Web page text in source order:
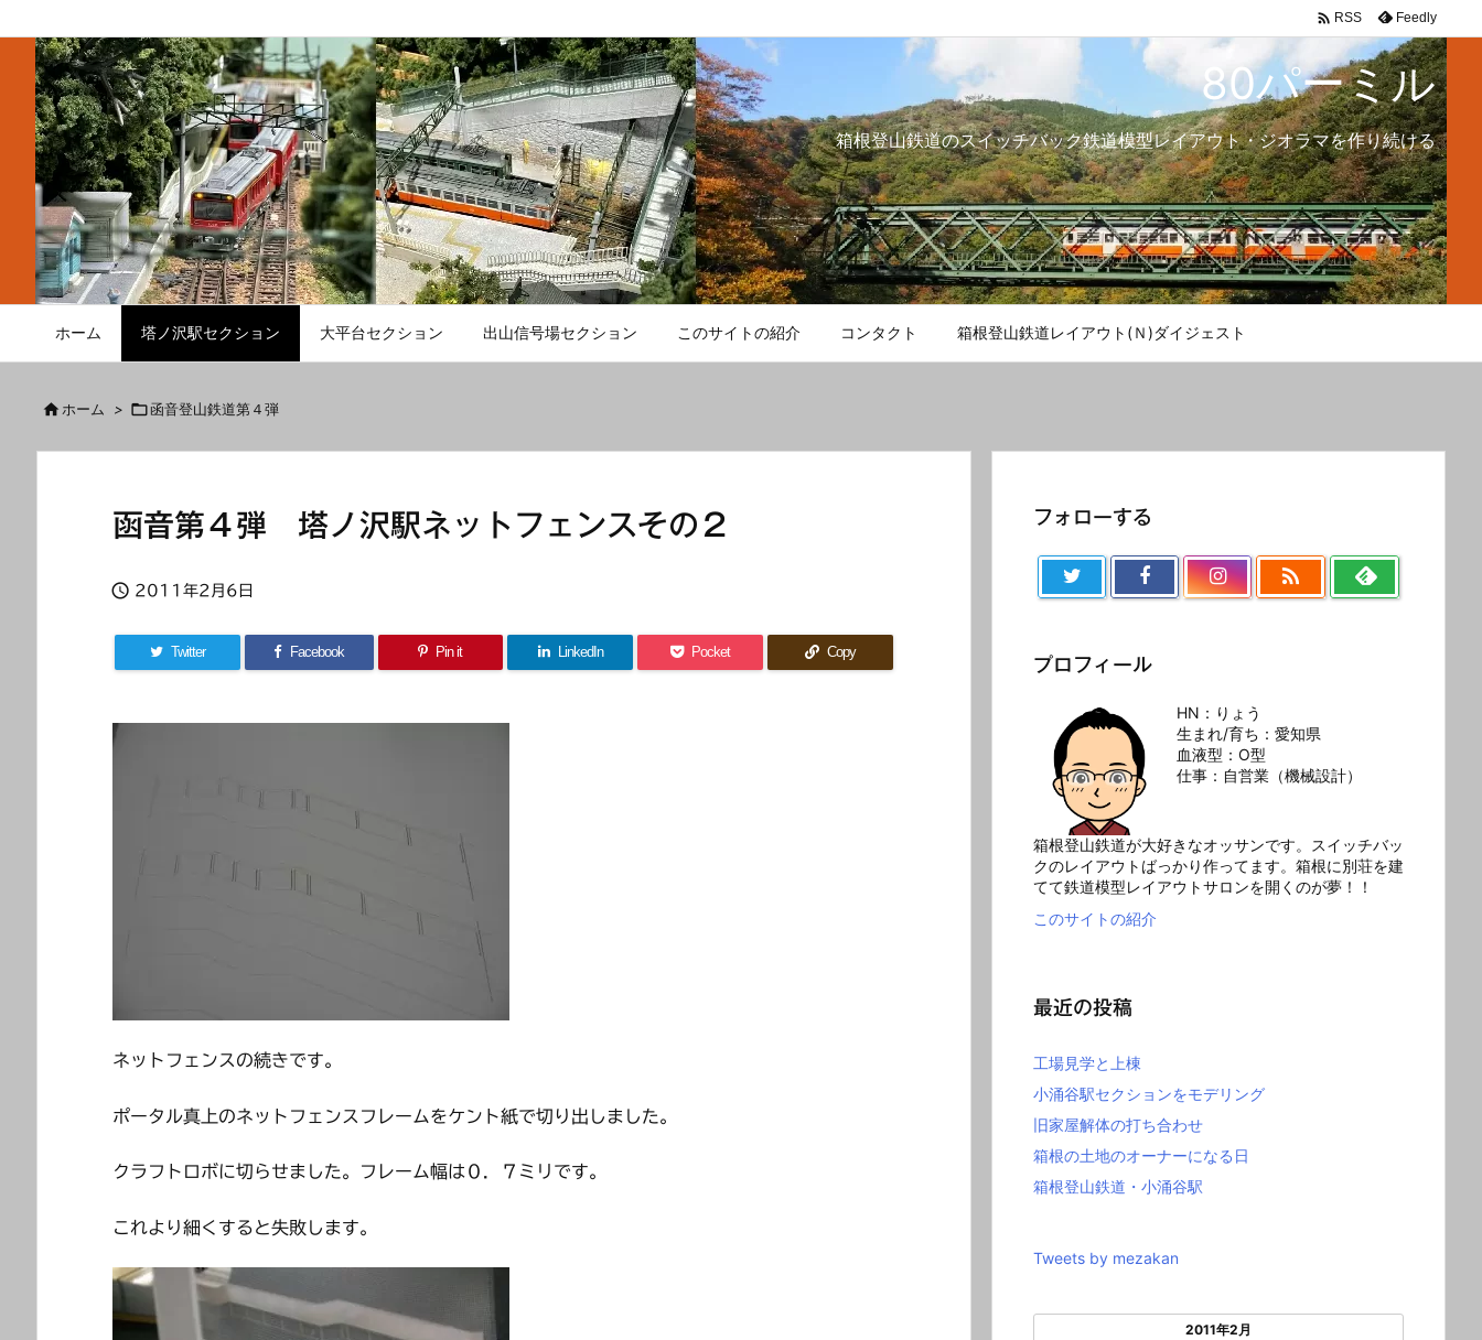
80パーミル
箱根登山鉄道のスイッチバック鉄道模型レイアウト・ジオラマを作り続ける
ホーム 塔ノ沢駅セクション 大平台セクション 出山信号場セクション このサイトの紹介 コンタクト 箱根登山鉄道レイアウト(Ｎ)ダイジェスト
 RSS Feedly
 ホーム > 函音登山鉄道第４弾
函音第４弾 塔ノ沢駅ネットフェンスその２
 2011年2月6日
Twitter Facebook Pin it LinkedIn Pocket Copy
ネットフェンスの続きです。
ポータル真上のネットフェンスフレームをケント紙で切り出しました。
クラフトロボに切らせました。フレーム幅は０．７ミリです。
これより細くすると失敗します。
フォローする

プロフィール
HN：りょう
生まれ/育ち：愛知県
血液型：O型
仕事：自営業（機械設計）
箱根登山鉄道が大好きなオッサンです。スイッチバッ
クのレイアウトばっかり作ってます。箱根に別荘を建
てて鉄道模型レイアウトサロンを開くのが夢！！
このサイトの紹介
最近の投稿
工場見学と上棟
小涌谷駅セクションをモデリング
旧家屋解体の打ち合わせ
箱根の土地のオーナーになる日
箱根登山鉄道・小涌谷駅
Tweets by mezakan
2011年2月